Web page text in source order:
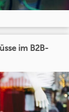
im B2B-